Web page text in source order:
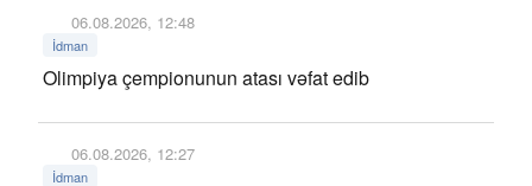
06.08.2026, 12:48
İdman
Olimpiya çempionunun atası vəfat edib
06.08.2026, 12:27
İdman